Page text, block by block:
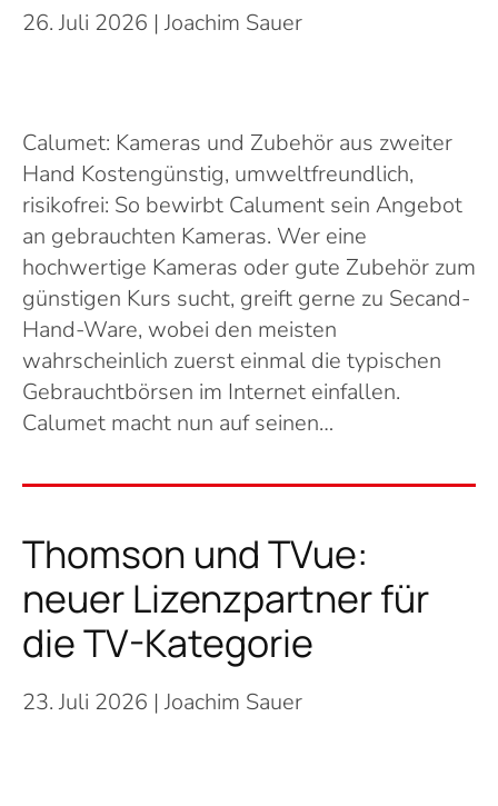
26. Juli 2026 | Joachim Sauer
Calumet: Kameras und Zubehör aus zweiter
Hand Kostengünstig, umweltfreundlich,
risikofrei: So bewirbt Calument sein Angebot
an gebrauchten Kameras. Wer eine
hochwertige Kameras oder gute Zubehör zum
günstigen Kurs sucht, greift gerne zu Secand-
Hand-Ware, wobei den meisten
wahrscheinlich zuerst einmal die typischen
Gebrauchtbörsen im Internet einfallen.
Calumet macht nun auf seinen…
Thomson und TVue:
neuer Lizenzpartner für
die TV-Kategorie
23. Juli 2026 | Joachim Sauer